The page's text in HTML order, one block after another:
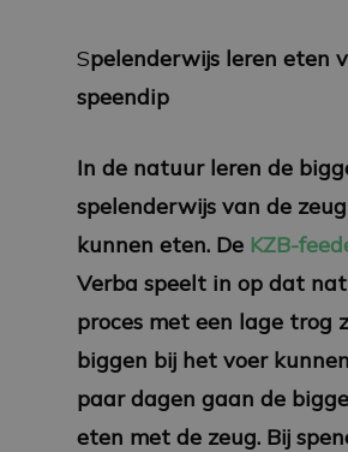
Spelenderwijs leren eten
speendip
In de natuur leren de
spelenderwijs van de
kunnen eten. De KZB-
Verba speelt in op dat
proces met een lage trog
biggen bij het voer
paar dagen gaan de
eten met de zeug. Bij